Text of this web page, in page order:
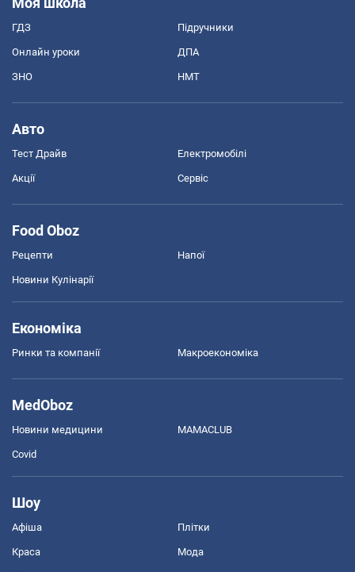
ГДЗ Підручники
Онлайн уроки ДПА
ЗНО НМТ
Авто
Тест Драйв Електромобілі
Акції Сервіс
Food Oboz
Рецепти Напої
Новини Кулінарії
Економіка
Ринки та компанії Макроекономіка
MedOboz
Новини медицини MAMACLUB
Covid
Шоу
Афіша Плітки
Краса Мода